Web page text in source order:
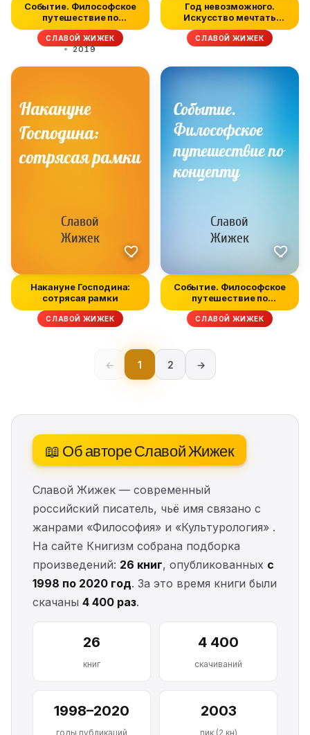
Событие. Философское
путешествие по
концепту
СЛАВОЙ ЖИЖЕК
2019
Год невозможного.
Искусство мечтать
опасно
СЛАВОЙ ЖИЖЕК
Накануне Господина:
сотрясая рамки
СЛАВОЙ ЖИЖЕК
Событие. Философское
путешествие по
концепту
СЛАВОЙ ЖИЖЕК
← 1 2 →
📖 Об авторе Славой Жижек
Славой Жижек — современный
российский писатель, чьё имя связано с
жанрами «Философия» и «Культурология» .
На сайте Книгизм собрана подборка
произведений: 26 книг, опубликованных с
1998 по 2020 год. За это время книги были
скачаны 4 400 раз.
26
книг
4 400
скачиваний
1998–2020
годы публикаций
2003
пик (2 кн)